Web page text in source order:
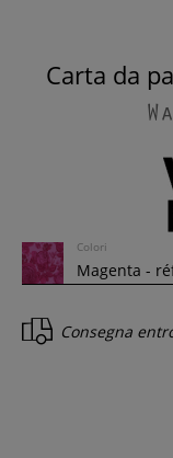
Carta da
Colori
Consegna